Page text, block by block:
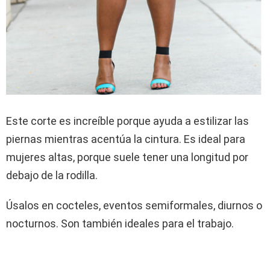
Este corte es increíble porque ayuda a estilizar las
piernas mientras acentúa la cintura. Es ideal para
mujeres altas, porque suele tener una longitud por
debajo de la rodilla.
Úsalos en cocteles, eventos semiformales, diurnos o
nocturnos. Son también ideales para el trabajo.